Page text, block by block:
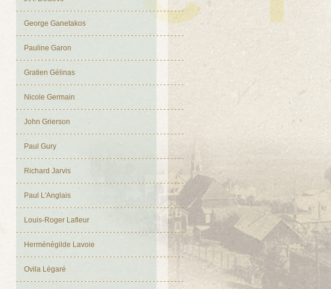
George Ganetakos
Pauline Garon
Gratien Gélinas
Nicole Germain
John Grierson
Paul Gury
Richard Jarvis
Paul L'Anglais
Louis-Roger Lafleur
Herménégilde Lavoie
Ovila Légaré